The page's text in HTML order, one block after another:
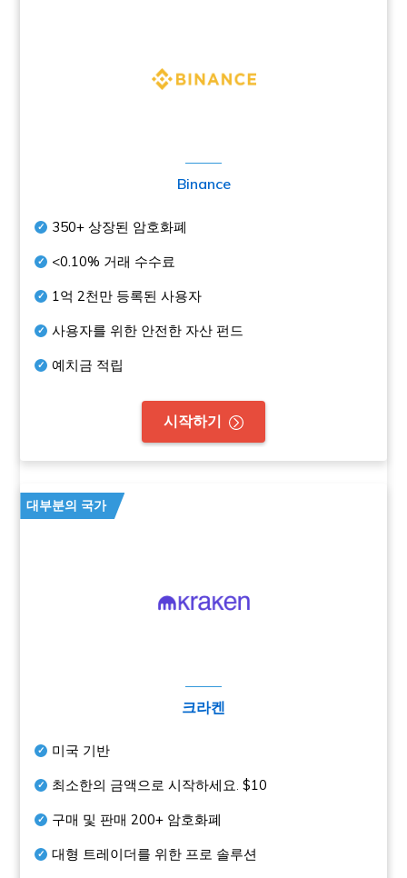
Binance
350+ 상장된 암호화폐
<0.10% 거래 수수료
1억 2천만 등록된 사용자
사용자를 위한 안전한 자산 펀드
예치금 적립
시작하기
대부분의 국가
크라켄
미국 기반
최소한의 금액으로 시작하세요.$10
구매 및 판매200+ 암호화폐
대형 트레이더를 위한 프로 솔루션